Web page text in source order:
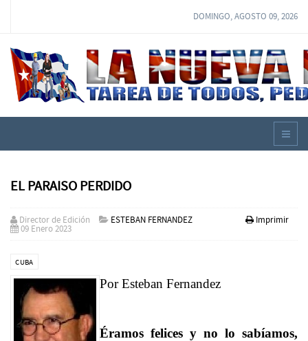
DOMINGO, AGOSTO 09, 2026
EL PARAISO PERDIDO
Imprimir
Director de Edición ESTEBAN FERNANDEZ
09 Enero 2023
CUBA
Por Esteban Fernandez
Éramos felices y no lo sabíamos,